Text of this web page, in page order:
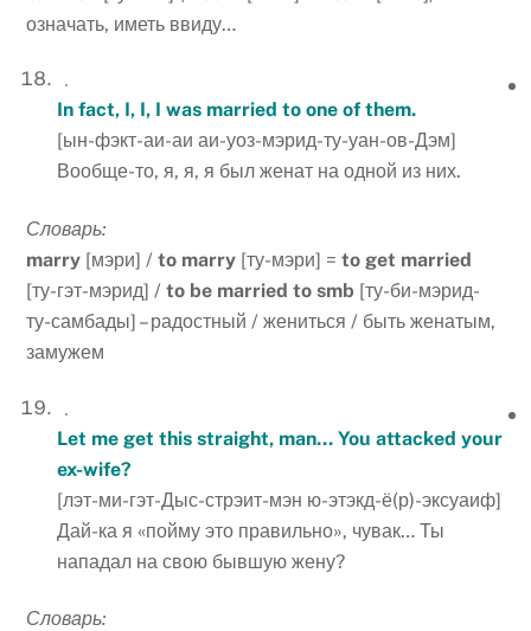
означать, иметь ввиду…
In fact, I, I, I was married to one of them.
[ын-фэкт-аи-аи аи-уоз-мэрид-ту-уан-ов-Дэм]
Вообще-то, я, я, я был женат на одной из них.
Словарь:
marry [мэри] /to marry [ту-мэри] =to get married
[ту-гэт-мэрид] /to be married to smb [ту-би-мэрид-
ту-самбады] – радостный / жениться / быть женатым,
замужем
Let me get this straight, man… You attacked your
ex-wife?
[лэт-ми-гэт-Дыс-стрэит-мэн ю-этэкд-ё(р)-эксуаиф]
Дай-ка я «пойму это правильно», чувак… Ты
нападал на свою бывшую жену?
Словарь: